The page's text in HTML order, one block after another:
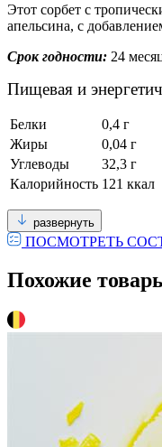
Этот сорбет с
апельсина, с
Срок годности: 24
Пищевая и
Белки
0,4 г
Жиры
0,04 г
Углеводы
32,3 г
Калорийность 121 ккал
развернуть
ПОСМОТРЕТЬ
Похожие